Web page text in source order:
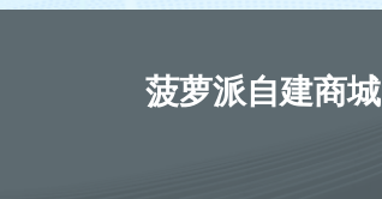
菠萝派自建商城